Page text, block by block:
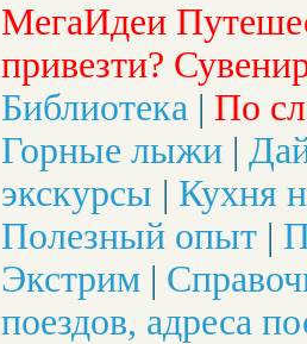
МегаИдеи
привезти?
Библиотека | По
Горные лыжи |
экскурсы | Кухня
Полезный опыт |
Экстрим |
поездов, адреса